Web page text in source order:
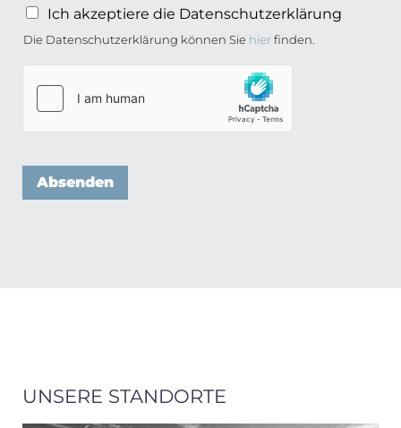
Ich akzeptiere die Datenschutzerklärung
Die Datenschutzerklärung können Sie hierfinden.
Absenden
UNSERE STANDORTE